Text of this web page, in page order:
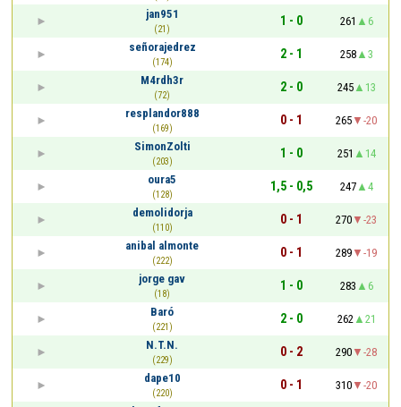
jan951
(21)
1 - 0 261
6
señorajedrez
(174)
2 - 1 258
3
M4rdh3r
(72)
2 - 0 245
13
resplandor888
(169)
0 - 1 265
-20
SimonZolti
(203)
1 - 0 251
14
oura5
(128)
1,5 - 0,5 247
4
demolidorja
(110)
0 - 1 270
-23
anibal almonte
(222)
0 - 1 289
-19
jorge gav
(18)
1 - 0 283
6
Baró
(221)
2 - 0 262
21
N.T.N.
(229)
0 - 2 290
-28
dape10
(220)
0 - 1 310
-20